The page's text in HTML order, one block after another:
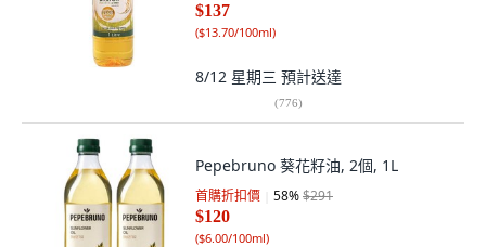
$137
($13.70/100ml)
8/12 星期三 預計送達
(776)
Pepebruno 葵花籽油, 2個, 1L
首購折扣價 58%$291
$120
($6.00/100ml)